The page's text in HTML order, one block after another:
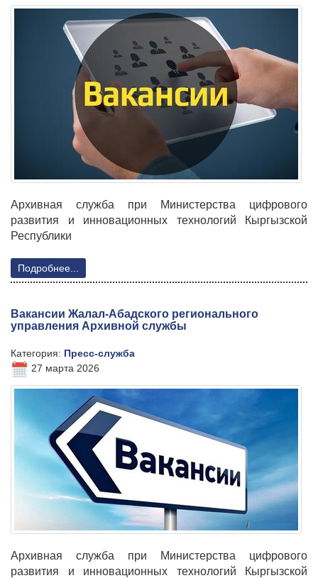
Архивная служба при Министерства цифрового
развития и инновационных технологий Кыргызской
Республики
Подробнее...
Вакансии Жалал-Абадского регионального
управления Архивной службы
Категория: Пресс-служба
27 марта 2026
Архивная служба при Министерства цифрового
развития и инновационных технологий Кыргызской